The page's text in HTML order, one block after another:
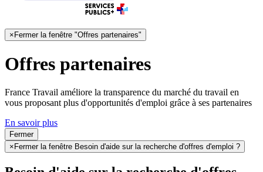
×Fermer la fenêtre "Offres partenaires"
Offres partenaires
France Travail améliore la transparence du marché du travail en
vous proposant plus d'opportunités d'emploi grâce à ses partenaires
En savoir plus
Fermer
× Fermer la fenêtre Besoin d'aide sur la recherche d'offres d'emploi ?